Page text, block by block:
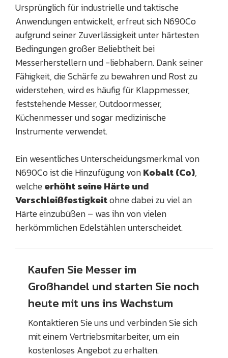
Ursprünglich für industrielle und taktische
Anwendungen entwickelt, erfreut sich N690Co
aufgrund seiner Zuverlässigkeit unter härtesten
Bedingungen großer Beliebtheit bei
Messerherstellern und -liebhabern. Dank seiner
Fähigkeit, die Schärfe zu bewahren und Rost zu
widerstehen, wird es häufig für Klappmesser,
feststehende Messer, Outdoormesser,
Küchenmesser und sogar medizinische
Instrumente verwendet.
Ein wesentliches Unterscheidungsmerkmal von
N690Co ist die Hinzufügung vonKobalt (Co),
welcheerhöht seine Härte und
Verschleißfestigkeitohne dabei zu viel an
Härte einzubüßen – was ihn von vielen
herkömmlichen Edelstählen unterscheidet.
Kaufen Sie Messer im
Großhandel und starten Sie noch
heute mit uns ins Wachstum
Kontaktieren Sie uns und verbinden Sie sich
mit einem Vertriebsmitarbeiter, um ein
kostenloses Angebot zu erhalten.